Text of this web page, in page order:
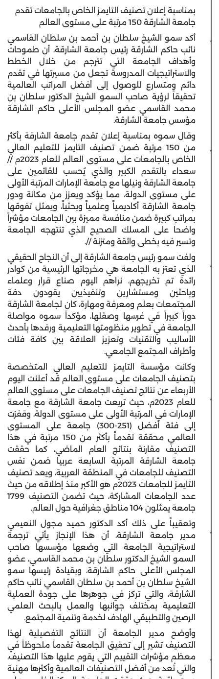
بمناسبة إعلان تصنيف التايمز الخاص بالجامعات تقدم
جامعة الشارقة 150 مرتبة على مستوى العالم
أكد سمو الشيخ سلطان بن أحمد بن سلطان القاسمي
نائب حاكم الشارقة رئيس جامعة الشارقة، أن طموحات
وأهداف الجامعة التي تترجم من خلال الخطط
والاستراتيجيات المدروسة تجعل من مسيرتها في تقدم
دائم ومتسارع للوصول إلى أفضل المراتب العالمية
تحقيقاً لرؤية صاحب السمو الشيخ الدكتور سلطان بن
محمد القاسمي عضو المجلس الأعلى حاكم الشارقة
مؤسس جامعة الشارقة.
وقال سموه بمناسبة إعلان تقدم جامعة الشارقة بأكثر
من 150 مرتبة ضمن تصنيف التايمز للتعليم العالي
الخاص بالجامعات على مستوى العالم للعام 2023م //
سعداء بالتقدم الكبير والذي يُحسب للقائمين على
جامعة الشارقة ونيلها مع جامعة الإمارات المرتبة الأولى
على مستوى الدولة، مما يؤكد ويعزز من مكانة ودور
جامعة الشارقة أكاديمياً وعلمياً وبحثياً، ويمثل تفوقها
بمراتب كبيرة ضمن منافسة مميزة بين الجامعات مؤشراً
واضحاً على المسلك الصحيح الذي تنتهجه الجامعة
وتسير فيه بخطى واثقة ومتزنة //.
ولفت سمو رئيس جامعة الشارقة إلى أن النجاح الحقيقي
الذي تعتز به الجامعة هي مخرجاتها الرئيسية من كوادر
رائدة تم تخريجهم، نراهم اليوم صناع قرار وعلماء
وباحثين ومستشارين وتنفيذيين يقودون دفة
المجتمعات بعلم ومعرفة ومهارة، كان لجامعة الشارقة
دوراً كبيراً في غرسها وصقلها، مؤكداً سموه مواصلة
الجامعة في تطوير منظومتها التعليمية ورفدها بأحدث
الأساليب والتقنيات وتعزيز العلاقة بين كافة فئات
وأطراف المجتمع الجامعي.
وكانت مؤسسة التايمز للتعليم العالي المتخصصة
بتصنيف الجامعات على مستوى العالم قد أعلنت اليوم
الأربعاء عن نتائج تصنيف الجامعات على مستوى العالم
للعام 2023م، حيث تربعت جامعة الشارقة مع جامعة
الإمارات في المرتبة الأولى على مستوى الدولة، وقفزت
إلى فئة أفضل (251-300) جامعة على المستوى
العالمي محققة تقدماً بأكثر من 150 مرتبة في هذا
التصنيف مقارنة بنتائج العام الماضي، كما حققت
جامعة الشارقة المرتبة السابعة عربياً ضمن نفس
التصنيف للجامعات في المنطقة العربية، ويعد تصنيف
التايمز للجامعات 2023م هو الأكبر منذ إطلاقه من حيث
عدد الجامعات المشاركة، حيث تضمن التصنيف 1799
جامعة يمثلون 104 مناطق جغرافية حول العالم.
وتعقيباً على ذلك أكد الدكتور حميد مجول النعيمي
مدير جامعة الشارقة، أن هذا الإنجاز يأتي ترجمة
لاستراتيجية الجامعة التي وضعها مؤسسها صاحب
السمو الشيخ الدكتور سلطان بن محمد القاسمي، عضو
المجلس الأعلى حاكم الشارقة، وبقيادة رئيسها سمو
الشيخ سلطان بن أحمد بن سلطان القاسمي نائب حاكم
الشارقة، والتي تركز في جوهرها على جودة العملية
التعليمية بمختلف جوانبها والعمل بالبحث العلمي
الرصين والتطبيقي الهادف لخدمة وتنمية المجتمع.
وأوضح مدير الجامعة أن النتائج التفصيلية لهذا
التصنيف تشير إلى تحقيق الجامعة تقدماً ملحوظاً في
معظم مؤشرات التقييم التي يقوم عليها هذا التصنيف،
والتي تُعد من أفضل التصنيفات العالمية وأكثرها مهنية